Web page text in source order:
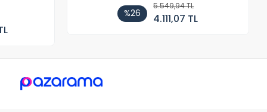
%26
5.549,94 TL
4.111,07 TL